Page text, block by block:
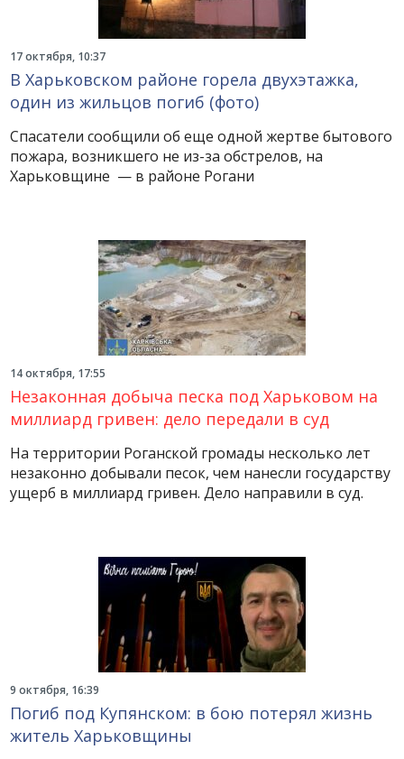
17 октября, 10:37
В Харьковском районе горела двухэтажка,
один из жильцов погиб (фото)
Спасатели сообщили об еще одной жертве бытового
пожара, возникшего не из-за обстрелов, на
Харьковщине — в районе Рогани
14 октября, 17:55
Незаконная добыча песка под Харьковом на
миллиард гривен: дело передали в суд
На территории Роганской громады несколько лет
незаконно добывали песок, чем нанесли государству
ущерб в миллиард гривен. Дело направили в суд.
9 октября, 16:39
Погиб под Купянском: в бою потерял жизнь
житель Харьковщины